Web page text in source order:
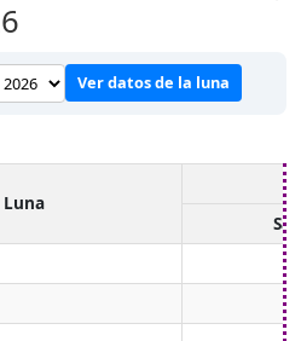
Ver datos de la luna
Luna